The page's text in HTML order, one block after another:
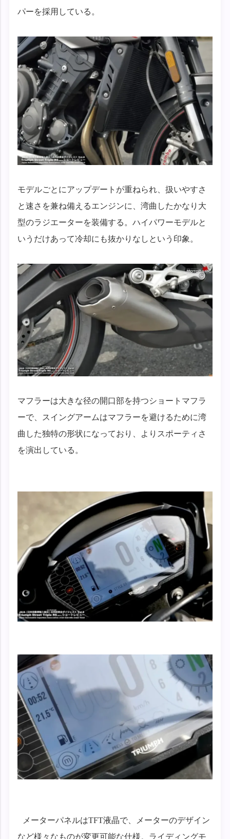
パーを採用している。
モデルごとにアップデートが重ねられ、扱いやすさ
と速さを兼ね備えるエンジンに、湾曲したかなり大
型のラジエーターを装備する。ハイパワーモデルと
いうだけあって冷却にも抜かりなしという印象。
マフラーは大きな径の開口部を持つショートマフラ
ーで、スイングアームはマフラーを避けるために湾
曲した独特の形状になっており、よりスポーティさ
を演出している。
メーターパネルはTFT液晶で、メーターのデザイン
など様々なものが変更可能な仕様。ライディングモ